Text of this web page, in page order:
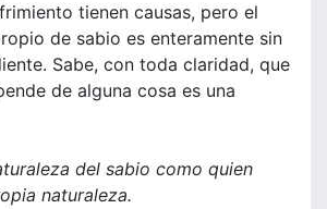
tienen causas, pero el
de sabio es enteramente sin
Sabe, con toda claridad, que
de alguna cosa es una
del sabio como quien
naturaleza.